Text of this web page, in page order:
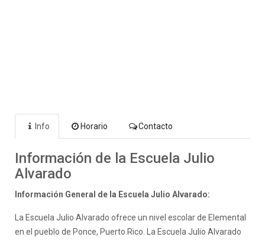
Info Horario Contacto
Información de la Escuela Julio
Alvarado
Información General de la Escuela Julio Alvarado:
La Escuela Julio Alvarado ofrece un nivel escolar de Elemental
en el pueblo de Ponce, Puerto Rico. La Escuela Julio Alvarado